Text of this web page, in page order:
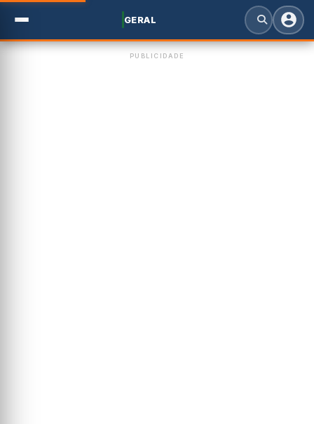
GERAL
PUBLICIDADE